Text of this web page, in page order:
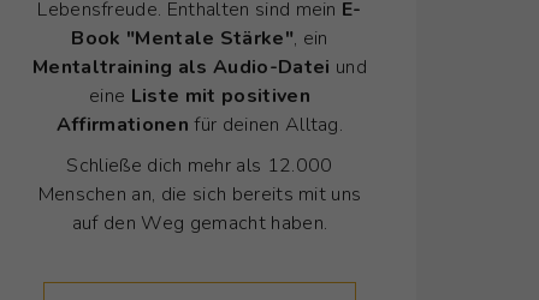
Lebensfreude. Enthalten sind mein E-
Book "Mentale Stärke", ein
Mentaltraining als Audio-Datei und
eine Liste mit positiven
Affirmationen für deinen Alltag.
Schließe dich mehr als 12.000
Menschen an, die sich bereits mit uns
auf den Weg gemacht haben.